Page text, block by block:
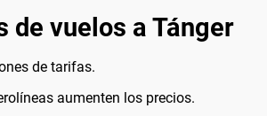
de vuelos a Tánger
de tarifas.
aumenten los precios.